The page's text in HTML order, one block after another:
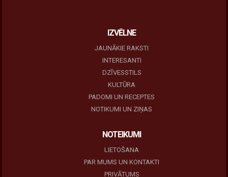
IZVĒLNE
JAUNĀKIE RAKSTI
INTERESANTI
DZĪVESSTILS
KULTŪRA
PADOMI UN RECEPTES
NOTIKUMI UN ZIŅAS
NOTEIKUMI
LIETOŠANA
PAR MUMS UN KONTAKTI
PRIVĀTUMS